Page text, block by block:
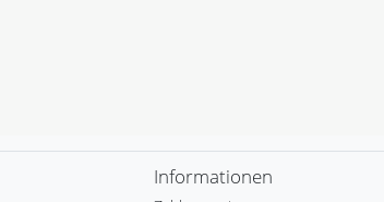
Informationen